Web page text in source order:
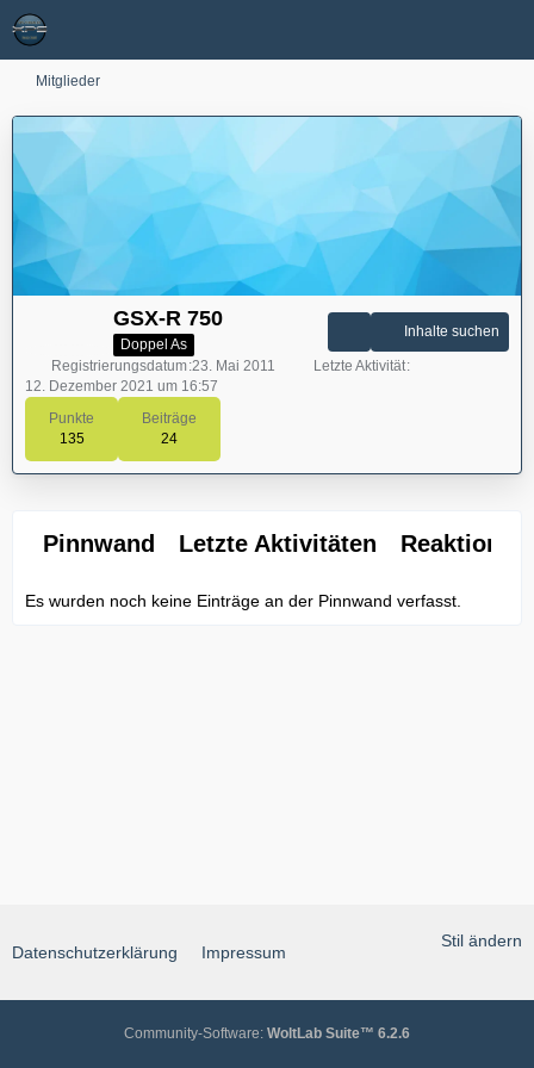
Mitglieder
GSX-R 750
Doppel As
Punkte
135
Beiträge
24
Inhalte suchen
Registrierungsdatum 23. Mai 2011
Letzte Aktivität
12. Dezember 2021 um 16:57
Pinnwand Letzte Aktivitäten Reaktionen
Es wurden noch keine Einträge an der Pinnwand verfasst.
Stil ändern
Datenschutzerklärung Impressum
Community-Software: WoltLab Suite™ 6.2.6